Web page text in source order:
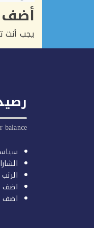
يجب أنت
الرتب
اضف
اضف